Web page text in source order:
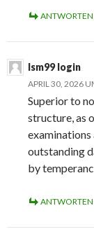
ANTWORTEN
lsm99 login
APRIL 30, 2026
Superior to
structure, as
examinations
outstanding
by
ANTWORTEN